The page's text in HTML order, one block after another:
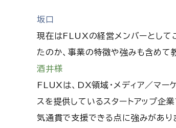
坂口
現在はFLUXの経営メンバーとして
たのか、事業の特徴や強みも含めて
酒井様
FLUXは、DX領域・メディア／マー
スを提供しているスタートアップ企
気通貫で支援できる点に強みがあり